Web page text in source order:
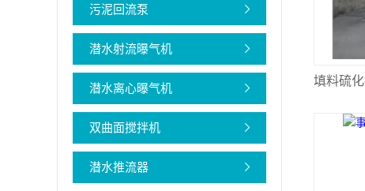
污泥回流泵
潜水射流曝气机
潜水离心曝气机
双曲面搅拌机
潜水推流器
填料硫